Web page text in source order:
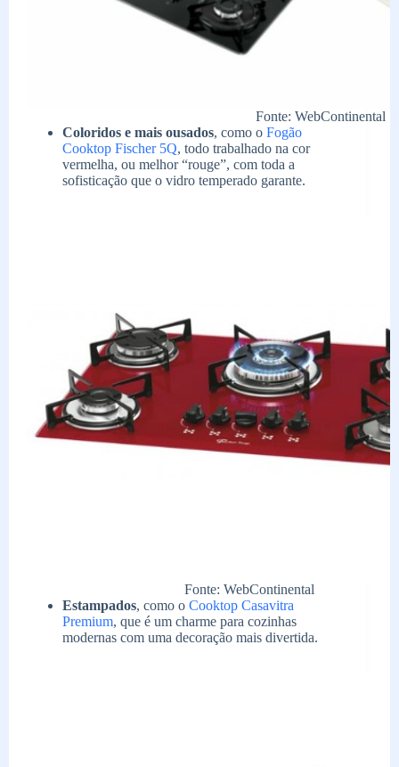
Fonte: WebContinental
Coloridos e mais ousados, como o Fogão
Cooktop Fischer 5Q, todo trabalhado na cor
vermelha, ou melhor “rouge”, com toda a
sofisticação que o vidro temperado garante.
Fonte: WebContinental
Estampados, como o Cooktop Casavitra
Premium, que é um charme para cozinhas
modernas com uma decoração mais divertida.